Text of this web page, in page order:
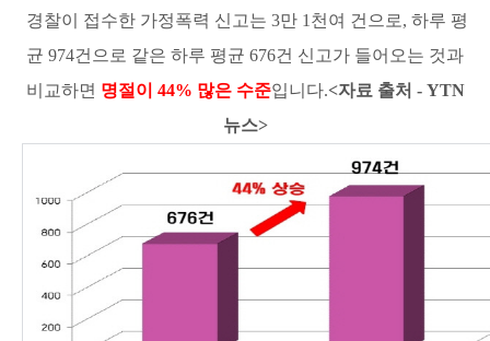
경찰이 접수한 가정폭력 신고는 3만 1천여 건으로, 하루 평
균 974건으로 같은 하루 평균 676건 신고가 들어오는 것과
비교하면 명절이 44% 많은 수준입니다.<자료 출처 - YTN
뉴스>